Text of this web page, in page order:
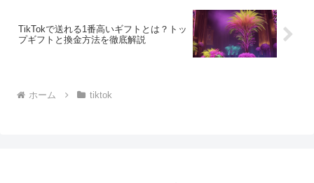
TikTokで送れる1番高いギフトとは？トッ
プギフトと換金方法を徹底解説
ホーム tiktok